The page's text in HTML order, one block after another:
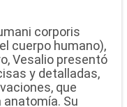
corporis
cuerpo humano),
Vesalio presentó
y detalladas,
que
anatomía. Su